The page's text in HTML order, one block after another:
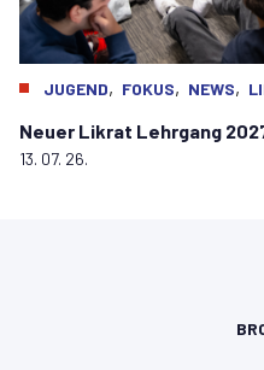
JUGEND, FOKUS, NEWS,
Neuer Likrat Lehrgang
13. 07. 26.